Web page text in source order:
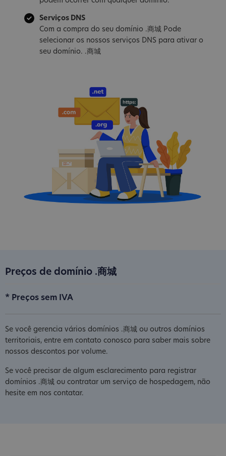
Serviços DNS
Com a compra do seu domínio .商城 Pode
selecionar os nossos serviços DNS para ativar o
seu domínio. .商城
Preços de domínio .商城
* Preços sem IVA
Se você gerencia vários domínios .商城 ou outros domínios
territoriais, entre em contato conosco para saber mais sobre
nossos descontos por volume.
Se você precisar de algum esclarecimento para registrar
domínios .商城 ou contratar um serviço de hospedagem, não
hesite em nos contatar.